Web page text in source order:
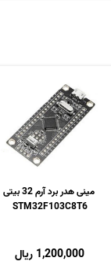
مینی هدر برد آرم 32 بیتی
STM32F103C8T6
1,200,000 ریال